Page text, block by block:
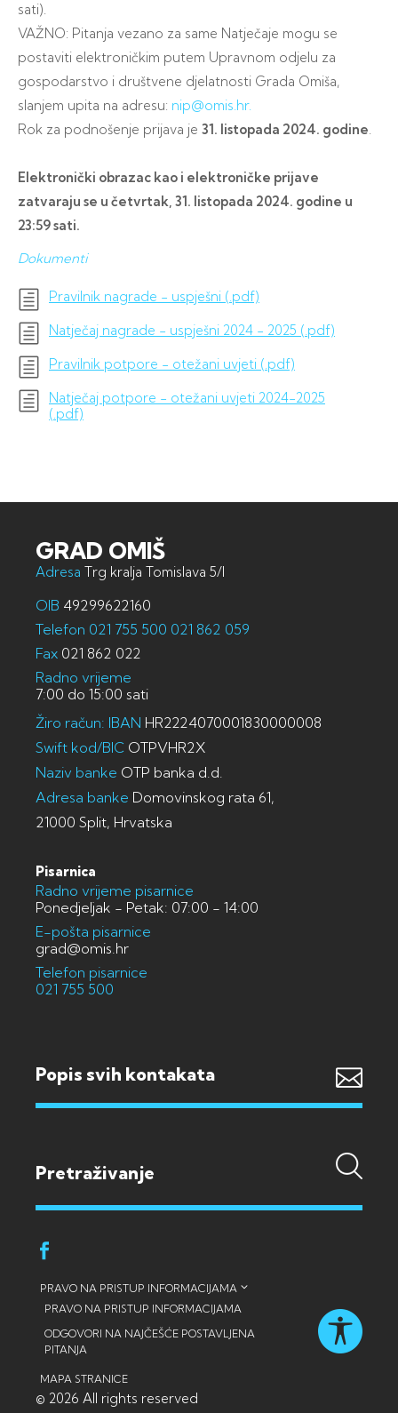
sati).
VAŽNO: Pitanja vezano za same Natječaje mogu se
postaviti elektroničkim putem Upravnom odjelu za
gospodarstvo i društvene djelatnosti Grada Omiša,
slanjem upita na adresu: nip@omis.hr.
Rok za podnošenje prijava je 31. listopada 2024. godine.
Elektronički obrazac kao i elektroničke prijave
zatvaraju se u četvrtak, 31. listopada 2024. godine u
23:59 sati.
Dokumenti
Pravilnik nagrade - uspješni (.pdf)
Natječaj nagrade - uspješni 2024 - 2025 (.pdf)
Pravilnik potpore - otežani uvjeti (.pdf)
Natječaj potpore - otežani uvjeti 2024-2025
(.pdf)
GRAD OMIŠ
Adresa Trg kralja Tomislava 5/I
OIB 49299622160
Telefon 021 755 500 021 862 059
Fax 021 862 022
Radno vrijeme
7:00 do 15:00 sati
Žiro račun: IBAN HR2224070001830000008
Swift kod/BIC OTPVHR2X
Naziv banke OTP banka d.d.
Adresa banke Domovinskog rata 61,
21000 Split, Hrvatska
Pisarnica
Radno vrijeme pisarnice
Ponedjeljak - Petak: 07:00 - 14:00
E-pošta pisarnice
grad@omis.hr
Telefon pisarnice
021 755 500
Popis svih kontakata
PRAVO NA PRISTUP INFORMACIJAMA
PRAVO NA PRISTUP INFORMACIJAMA
ODGOVORI NA NAJČEŠĆE POSTAVLJENA
PITANJA
MAPA STRANICE
© 2026 All rights reserved